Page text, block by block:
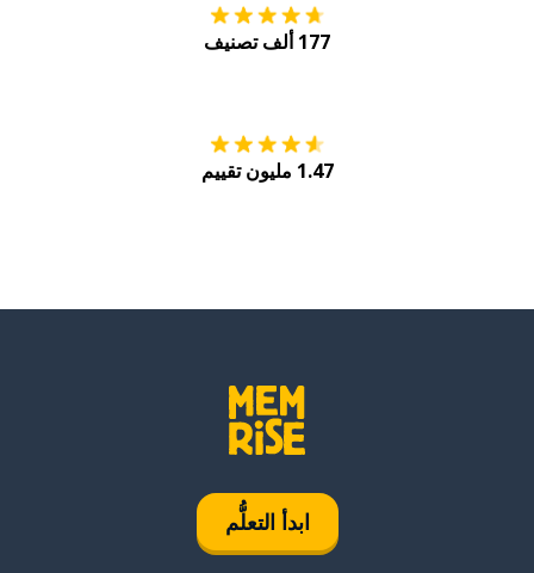
177 ألف تصنيف
1.47 مليون تقييم
ابدأ التعلُّم